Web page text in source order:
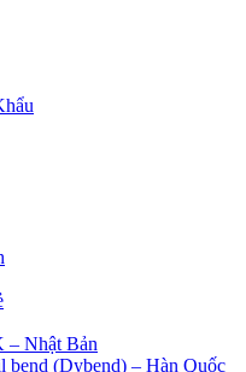
– Nhật Bản
bend (Dybend) – Hàn Quốc